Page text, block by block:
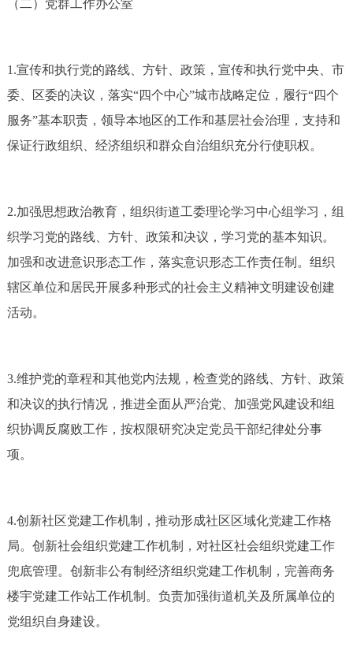
（二）党群工作办公室
1.宣传和执行党的路线、方针、政策，宣传和执行党中央、市
委、区委的决议，落实“四个中心”城市战略定位，履行“四个
服务”基本职责，领导本地区的工作和基层社会治理，支持和
保证行政组织、经济组织和群众自治组织充分行使职权。
2.加强思想政治教育，组织街道工委理论学习中心组学习，组
织学习党的路线、方针、政策和决议，学习党的基本知识。
加强和改进意识形态工作，落实意识形态工作责任制。组织
辖区单位和居民开展多种形式的社会主义精神文明建设创建
活动。
3.维护党的章程和其他党内法规，检查党的路线、方针、政策
和决议的执行情况，推进全面从严治党、加强党风建设和组
织协调反腐败工作，按权限研究决定党员干部纪律处分事
项。
4.创新社区党建工作机制，推动形成社区区域化党建工作格
局。创新社会组织党建工作机制，对社区社会组织党建工作
兜底管理。创新非公有制经济组织党建工作机制，完善商务
楼宇党建工作站工作机制。负责加强街道机关及所属单位的
党组织自身建设。